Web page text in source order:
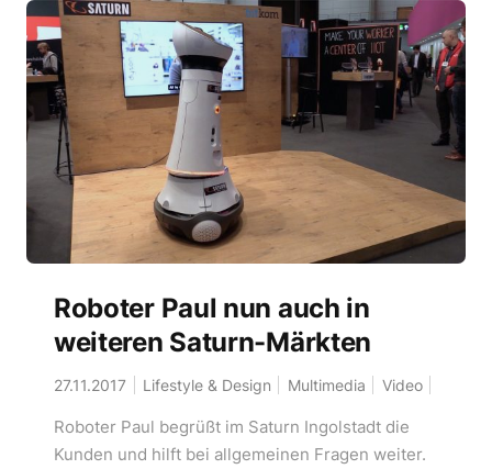
Roboter Paul nun auch in
weiteren Saturn-Märkten
27.11.2017 Lifestyle & Design Multimedia Video
Roboter Paul begrüßt im Saturn Ingolstadt die
Kunden und hilft bei allgemeinen Fragen weiter.